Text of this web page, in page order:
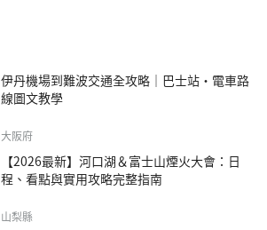
伊丹機場到難波交通全攻略｜巴士站・電車路
線圖文教學
大阪府
【2026最新】河口湖＆富士山煙火大會：日
程、看點與實用攻略完整指南
山梨縣